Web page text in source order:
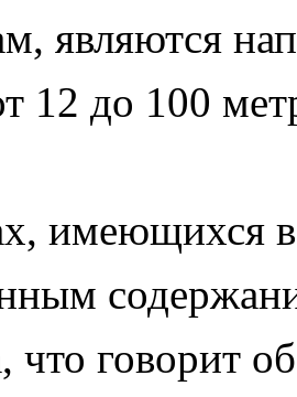
являются
12 до 100
имеющихся
что говорит